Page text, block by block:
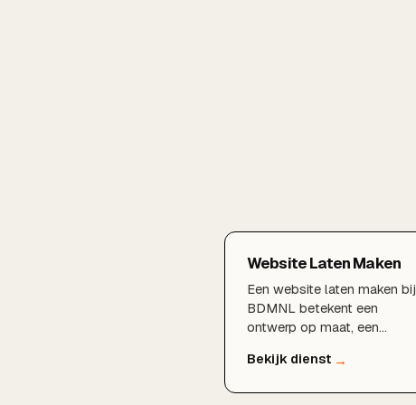
Website Laten Maken
Een website laten maken bij
BDMNL betekent een
ontwerp op maat, een
een fundament dat klaar is